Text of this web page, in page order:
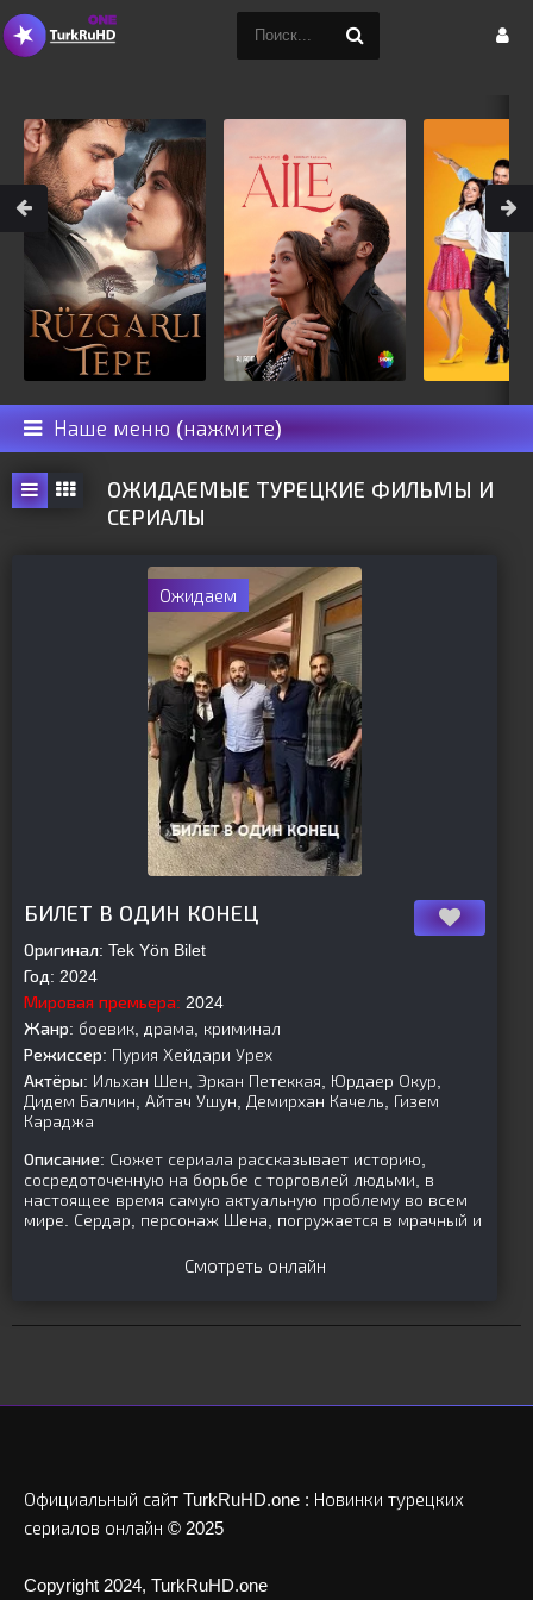
Наше меню (нажмите)
ОЖИДАЕМЫЕ ТУРЕЦКИЕ ФИЛЬМЫ И
СЕРИАЛЫ
Ожидаем
БИЛЕТ В ОДИН КОНЕЦ
Оригинал: Tek Yön Bilet
Год: 2024
Мировая премьера: 2024
Жанр: боевик, драма, криминал
Режиссер: Пурия Хейдари Урех
Актёры: Ильхан Шен, Эркан Петеккая, Юрдаер Окур,
Дидем Балчин, Айтач Ушун, Демирхан Качель, Гизем
Караджа
Описание: Сюжет сериала рассказывает историю,
сосредоточенную на борьбе с торговлей людьми, в
настоящее время самую актуальную проблему во всем
мире. Сердар, персонаж Шена, погружается в мрачный и
Смотреть онлайн
Официальный сайт TurkRuHD.one : Новинки турецких
сериалов онлайн © 2025
Copyright 2024, TurkRuHD.one